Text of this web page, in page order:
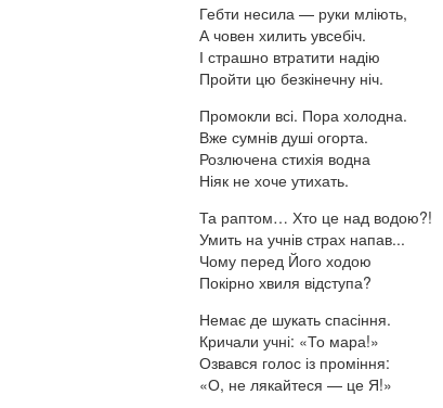
Гебти несила — руки мліють,
А човен хилить увсебіч.
І страшно втратити надію
Пройти цю безкінечну ніч.
Промокли всі. Пора холодна.
Вже сумнів душі огорта.
Розлючена стихія водна
Ніяк не хоче утихать.
Та раптом… Хто це над водою?!
Умить на учнів страх напав...
Чому перед Його ходою
Покірно хвиля відступа?
Немає де шукать спасіння.
Кричали учні: «То мара!»
Озвався голос із проміння:
«О, не лякайтеся — це Я!»